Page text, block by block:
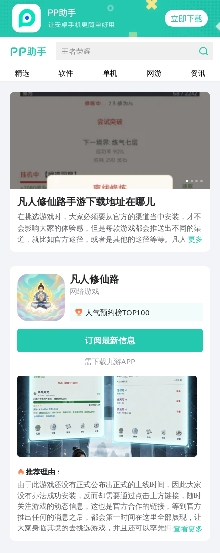
王者荣耀
精选 软件 单机 网游 资讯
凡人修仙路手游下载地址在哪儿
在挑选游戏时，大家必须要从官方的渠道当中安装，才不
会影响大家的体验感，但是每款游戏都会推送出不同的渠
道，就比如官方途径，或者是其他的途径等等。凡人修仙
下载的话，那么就需要跟随小编的脚步一步步去了解。
更多
凡人修仙路
网络游戏
人气预约榜TOP100
订阅最新信息
需 下 载 九 游 A P P
推荐理由：
由于此游戏还没有正式公布出正式的上线时间，因此大家
没有办法成功安装，反而却需要通过点击上方链接，随时
关注游戏的动态信息，这也是官方合作的链接，等到官方
推出任何的消息之后，都会第一时间在这里全部展现，让
大家身临其境的去挑选游戏，并且还可以率先拥有体验你
查看更多